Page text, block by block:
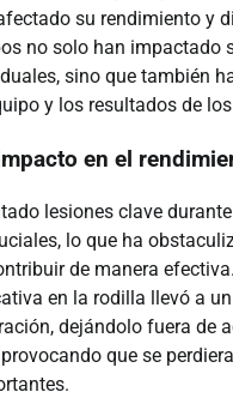
su rendimiento y
no solo han impactado
sino que también
y los resultados de
en el
lesiones clave
lo que ha
de manera
en la rodilla llevó a
dejándolo fuera de
que se perdiera